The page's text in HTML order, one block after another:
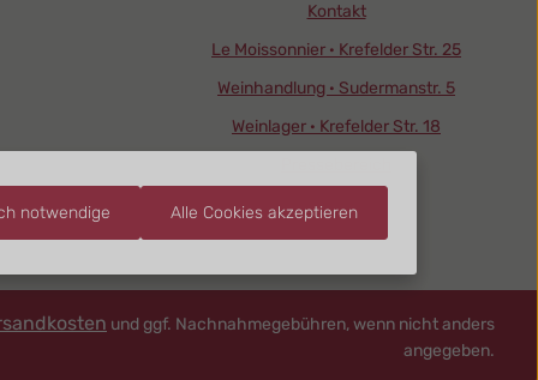
Kontakt
Le Moissonnier · Krefelder Str. 25
Weinhandlung · Sudermanstr. 5
Weinlager · Krefelder Str. 18
und ggf. Nachnahmegebühren, wenn nicht anders
angegeben.
notwendige Alle Cookies akzeptieren